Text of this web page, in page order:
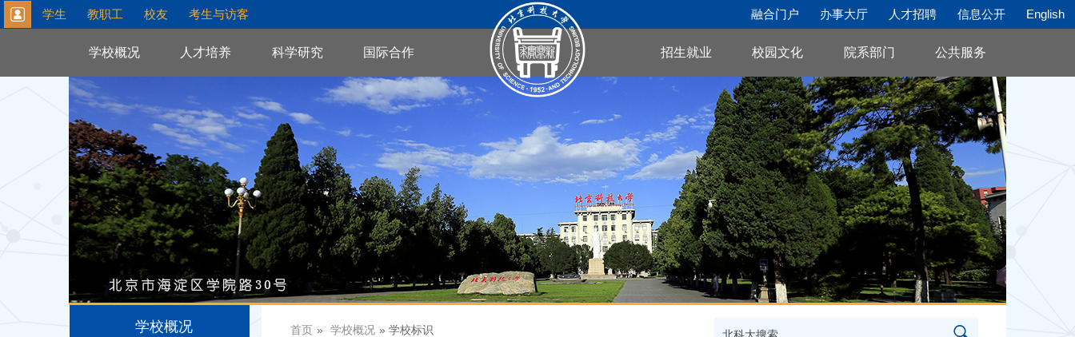
学生 教职工 校友 考生与访客 融合门户 办事大厅 人才招聘 信息公开 English
学校概况 人才培养 科学研究 国际合作 招生就业 校园文化 院系部门 公共服务
学校概况 首页 » 学校概况 » 学校标识